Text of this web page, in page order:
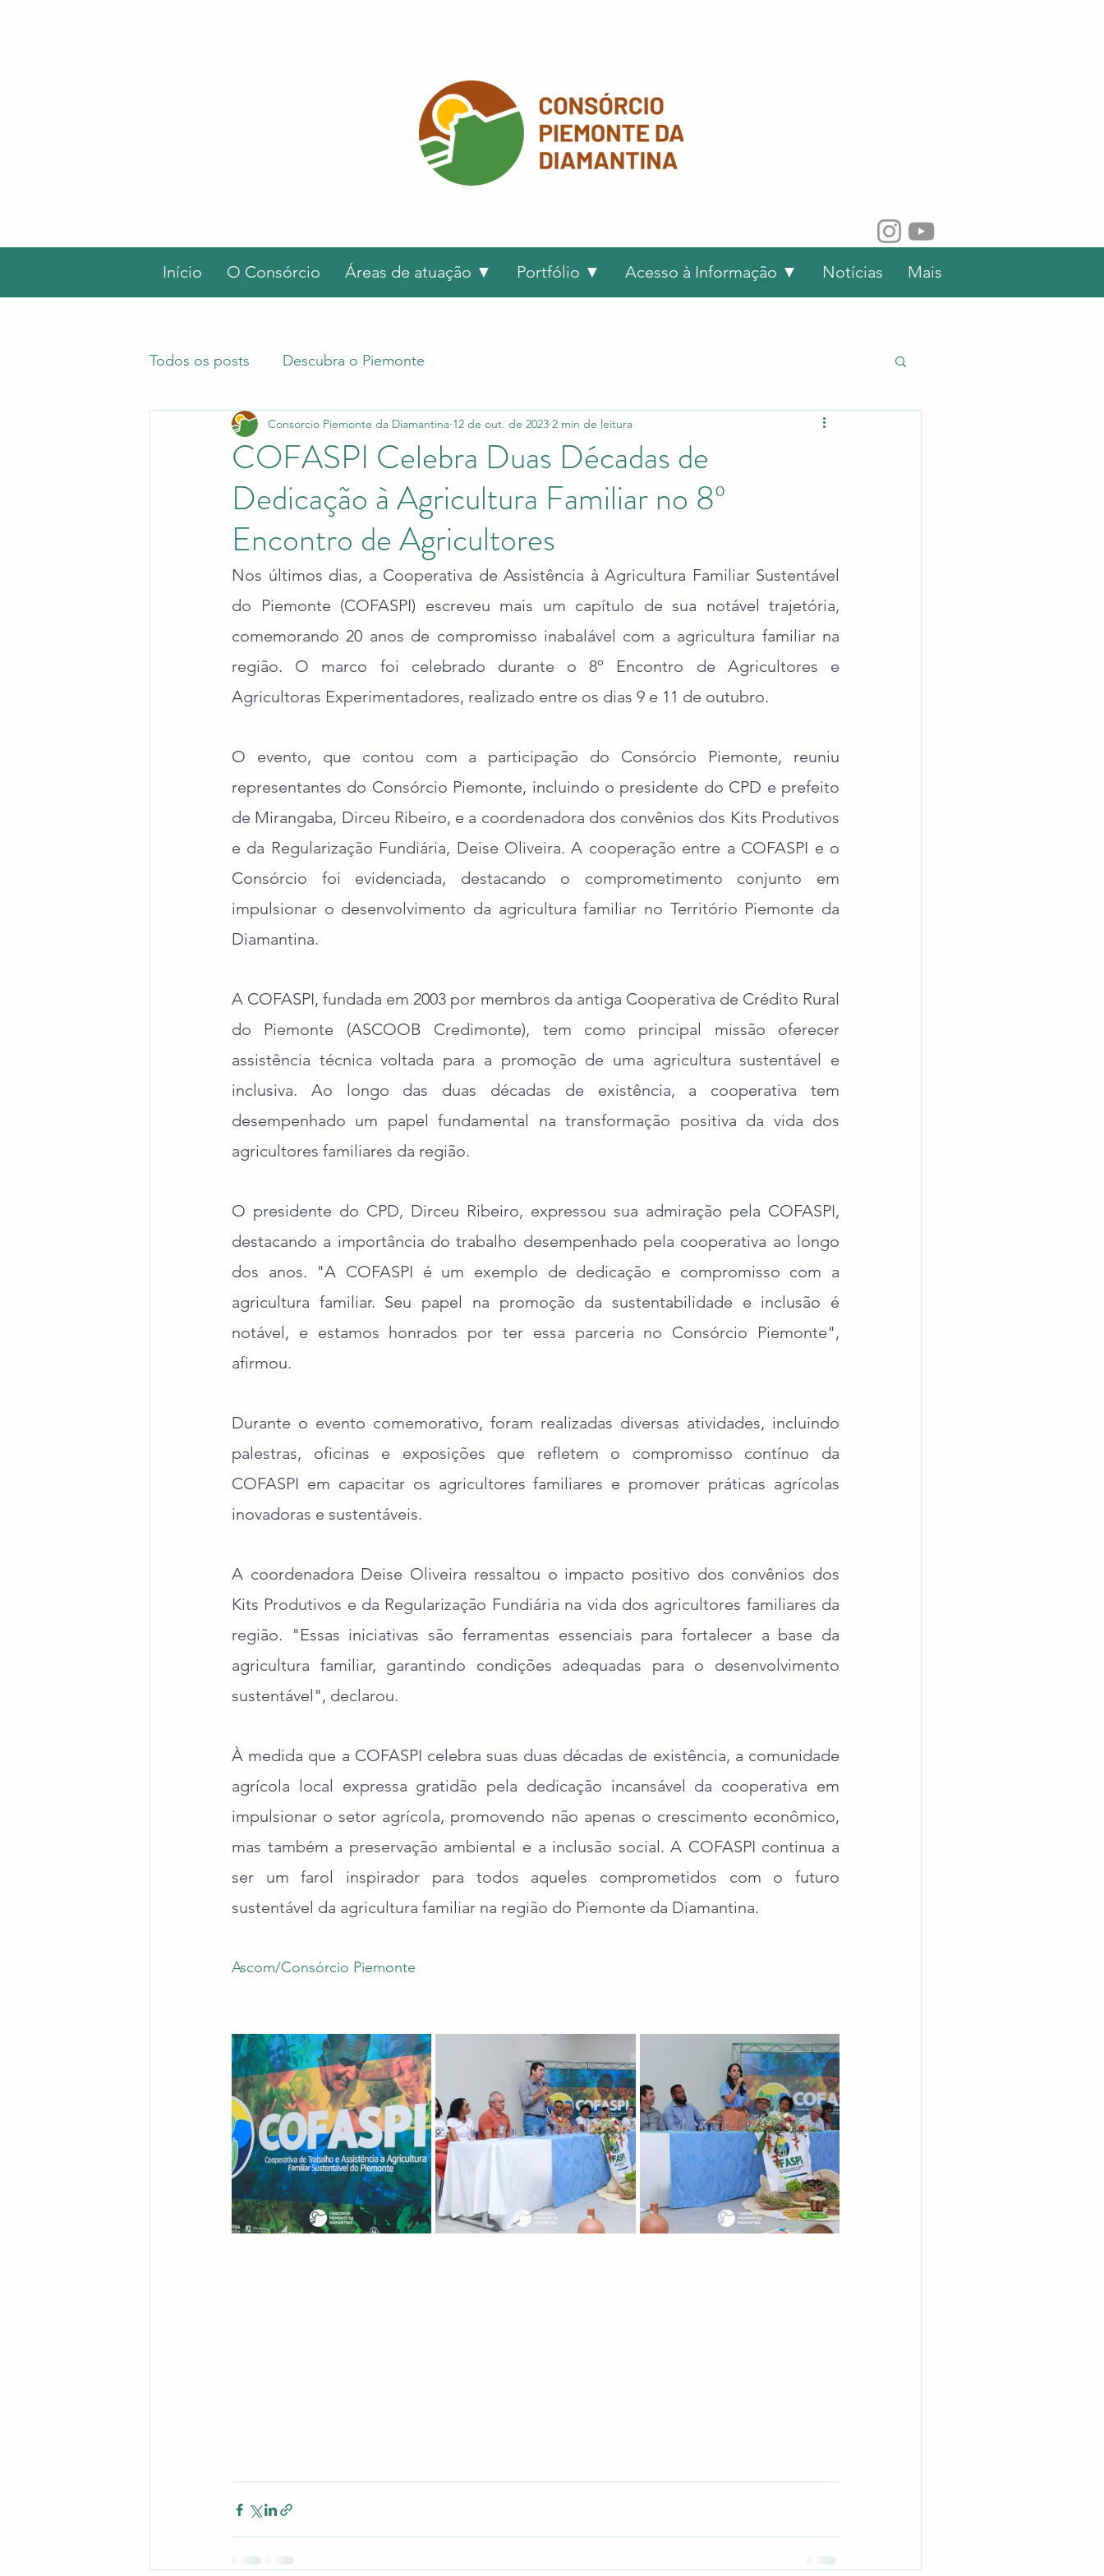
Início O Consórcio Áreas de atuação ▼ Portfólio ▼ Acesso à Informação ▼ Notícias Mais
Todos os posts Descubra o Piemonte
COFASPI Celebra Duas Décadas de
Dedicação à Agricultura Familiar no 8º
Encontro de Agricultores
Consorcio Piemonte da Diamantina 12 de out. de 2023 2 min de leitura
Nos últimos dias, a Cooperativa de Assistência à Agricultura Familiar Sustentável
do Piemonte (COFASPI) escreveu mais um capítulo de sua notável trajetória,
comemorando 20 anos de compromisso inabalável com a agricultura familiar na
região. O marco foi celebrado durante o 8º Encontro de Agricultores e
Agricultoras Experimentadores, realizado entre os dias 9 e 11 de outubro.
O evento, que contou com a participação do Consórcio Piemonte, reuniu
representantes do Consórcio Piemonte, incluindo o presidente do CPD e prefeito
de Mirangaba, Dirceu Ribeiro, e a coordenadora dos convênios dos Kits Produtivos
e da Regularização Fundiária, Deise Oliveira. A cooperação entre a COFASPI e o
Consórcio foi evidenciada, destacando o comprometimento conjunto em
impulsionar o desenvolvimento da agricultura familiar no Território Piemonte da
Diamantina.
A COFASPI, fundada em 2003 por membros da antiga Cooperativa de Crédito Rural
do Piemonte (ASCOOB Credimonte), tem como principal missão oferecer
assistência técnica voltada para a promoção de uma agricultura sustentável e
inclusiva. Ao longo das duas décadas de existência, a cooperativa tem
desempenhado um papel fundamental na transformação positiva da vida dos
agricultores familiares da região.
O presidente do CPD, Dirceu Ribeiro, expressou sua admiração pela COFASPI,
destacando a importância do trabalho desempenhado pela cooperativa ao longo
dos anos. "A COFASPI é um exemplo de dedicação e compromisso com a
agricultura familiar. Seu papel na promoção da sustentabilidade e inclusão é
notável, e estamos honrados por ter essa parceria no Consórcio Piemonte",
afirmou.
Durante o evento comemorativo, foram realizadas diversas atividades, incluindo
palestras, oficinas e exposições que refletem o compromisso contínuo da
COFASPI em capacitar os agricultores familiares e promover práticas agrícolas
inovadoras e sustentáveis.
A coordenadora Deise Oliveira ressaltou o impacto positivo dos convênios dos
Kits Produtivos e da Regularização Fundiária na vida dos agricultores familiares da
região. "Essas iniciativas são ferramentas essenciais para fortalecer a base da
agricultura familiar, garantindo condições adequadas para o desenvolvimento
sustentável", declarou.
À medida que a COFASPI celebra suas duas décadas de existência, a comunidade
agrícola local expressa gratidão pela dedicação incansável da cooperativa em
impulsionar o setor agrícola, promovendo não apenas o crescimento econômico,
mas também a preservação ambiental e a inclusão social. A COFASPI continua a
ser um farol inspirador para todos aqueles comprometidos com o futuro
sustentável da agricultura familiar na região do Piemonte da Diamantina.
Ascom/Consórcio Piemonte